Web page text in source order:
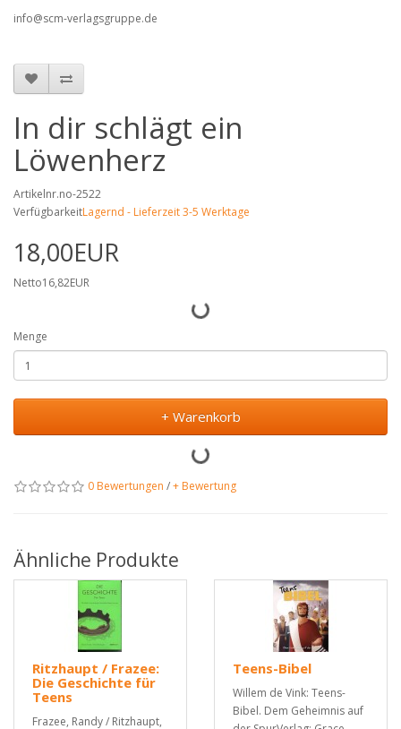
info@scm-verlagsgruppe.de
In dir schlägt ein
Löwenherz
Artikelnr.no-2522
VerfügbarkeitLagernd - Lieferzeit 3-5 Werktage
18,00EUR
Netto16,82EUR
Menge
+ Warenkorb
0 Bewertungen /+ Bewertung
Ähnliche Produkte
Ritzhaupt / Frazee:
Die Geschichte für
Teens
Frazee, Randy / Ritzhaupt,
Teens-Bibel
Willem de Vink: Teens-
Bibel. Dem Geheimnis auf